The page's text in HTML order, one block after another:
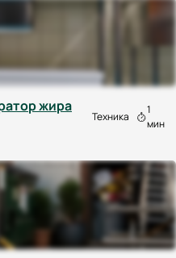
жира
Техника
1
мин